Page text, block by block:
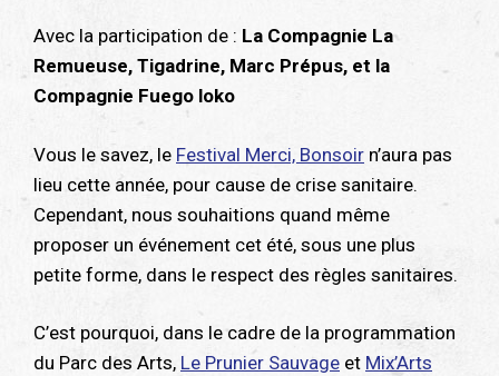
Avec la participation de : La Compagnie La
Remueuse, Tigadrine, Marc Prépus, et la
Compagnie Fuego loko
Vous le savez, le Festival Merci, Bonsoir n’aura pas
lieu cette année, pour cause de crise sanitaire.
Cependant, nous souhaitions quand même
proposer un événement cet été, sous une plus
petite forme, dans le respect des règles sanitaires.
C’est pourquoi, dans le cadre de la programmation
du Parc des Arts, Le Prunier Sauvage et Mix’Arts